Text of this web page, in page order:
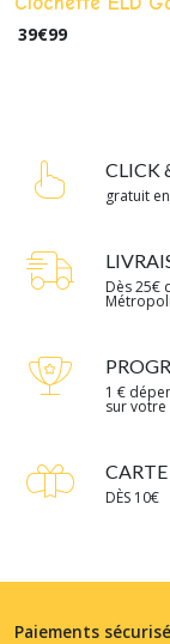
39€99
CLICK
gratuit
Dès 25€
1 €
sur
DÈS 10€
Paiements